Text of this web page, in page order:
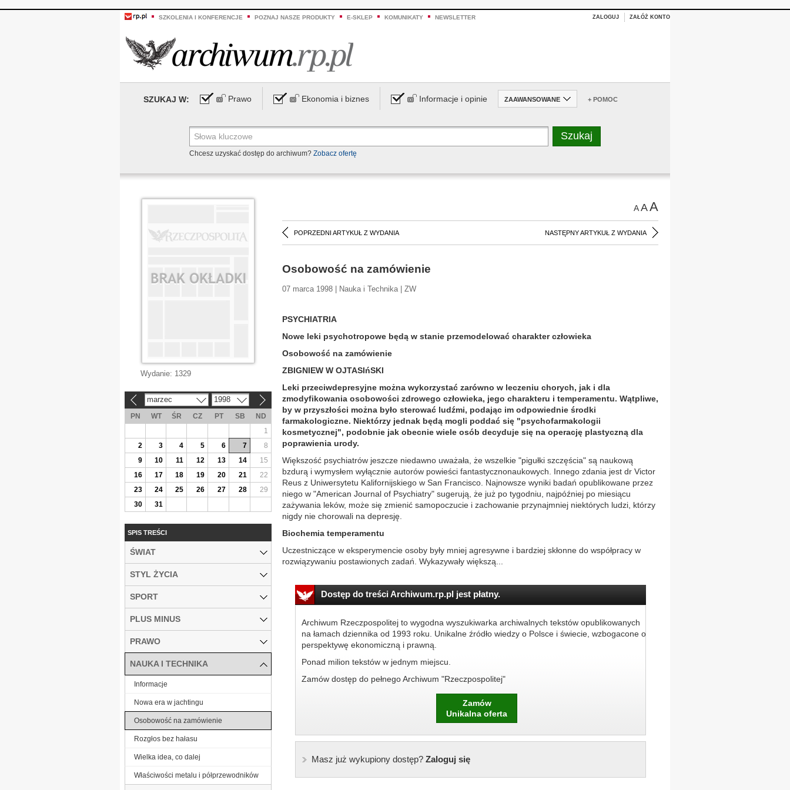
SZKOLENIA I KONFERENCJE POZNAJ NASZE PRODUKTY E-SKLEP KOMUNIKATY NEWSLETTER ZALOGUJ ZAŁÓŻ KONTO
SZUKAJ W: Prawo Ekonomia i biznes Informacje i opinie ZAAWANSOWANE + POMOC
Chcesz uzyskać dostęp do archiwum? Zobacz ofertę
AAA
POPRZEDNI ARTYKUŁ Z WYDANIA NASTĘPNY ARTYKUŁ Z WYDANIA
Osobowość na zamówienie
07 marca 1998 | Nauka i Technika | ZW
PSYCHIATRIA
Nowe leki psychotropowe będą w stanie przemodelować charakter człowieka
Osobowość na zamówienie
ZBIGNIEW W OJTASIńSKI
Leki przeciwdepresyjne można wykorzystać zarówno w leczeniu chorych, jak i dla
zmodyfikowania osobowości zdrowego człowieka, jego charakteru i temperamentu. Wątpliwe,
by w przyszłości można było sterować ludźmi, podając im odpowiednie środki
farmakologiczne. Niektórzy jednak będą mogli poddać się "psychofarmakologii
kosmetycznej", podobnie jak obecnie wiele osób decyduje się na operację plastyczną dla
poprawienia urody.
Większość psychiatrów jeszcze niedawno uważała, że wszelkie "pigułki szczęścia" są naukową
bzdurą i wymysłem wyłącznie autorów powieści fantastycznonaukowych. Innego zdania jest dr Victor
Reus z Uniwersytetu Kalifornijskiego w San Francisco. Najnowsze wyniki badań opublikowane przez
niego w "American Journal of Psychiatry" sugerują, że już po tygodniu, najpóźniej po miesiącu
zażywania leków, może się zmienić samopoczucie i zachowanie przynajmniej niektórych ludzi, którzy
nigdy nie chorowali na depresję.
Biochemia temperamentu
Uczestniczące w eksperymencie osoby były mniej agresywne i bardziej skłonne do współpracy w
rozwiązywaniu postawionych zadań. Wykazywały większą...
Dostęp do treści Archiwum.rp.pl jest płatny.
Archiwum Rzeczpospolitej to wygodna wyszukiwarka archiwalnych tekstów opublikowanych
na łamach dziennika od 1993 roku. Unikalne źródło wiedzy o Polsce i świecie, wzbogacone o
perspektywę ekonomiczną i prawną.
Ponad milion tekstów w jednym miejscu.
Zamów dostęp do pełnego Archiwum "Rzeczpospolitej"
Zamów
Unikalna oferta
Masz już wykupiony dostęp?Zaloguj się
Wydanie: 1329
marzec 1998
PN WT ŚR CZ PT SB
ND
1
2
3 4 5 6 7
8
9
10 11 12 13 14
15
16
17 18 19 20 21
22
23
24 25 26 27 28
29
30
31
SPIS TREŚCI
ŚWIAT
STYL ŻYCIA
SPORT
PLUS MINUS
PRAWO
NAUKA I TECHNIKA
Informacje
Nowa era w jachtingu
Osobowość na zamówienie
Rozgłos bez hałasu
Wielka idea, co dalej
Właściwości metalu i półprzewodników